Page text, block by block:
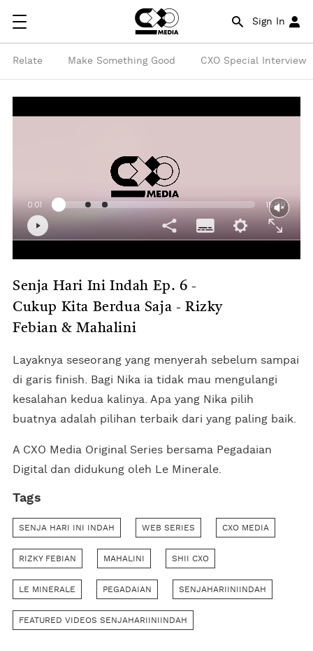
Sign In
Relate Make Something Good CXO Special Interview
Senja Hari Ini Indah Ep. 6 -
Cukup Kita Berdua Saja - Rizky
Febian & Mahalini
Layaknya seseorang yang menyerah sebelum sampai
di garis finish. Bagi Nika ia tidak mau mengulangi
kesalahan kedua kalinya. Apa yang Nika pilih
buatnya adalah pilihan terbaik dari yang paling baik.
A CXO Media Original Series bersama Pegadaian
Digital dan didukung oleh Le Minerale.
Tags
SENJA HARI INI INDAH WEB SERIES CXO MEDIA
RIZKY FEBIAN MAHALINI SHII CXO
LE MINERALE PEGADAIAN SENJAHARIINIINDAH
FEATURED VIDEOS SENJAHARIINIINDAH